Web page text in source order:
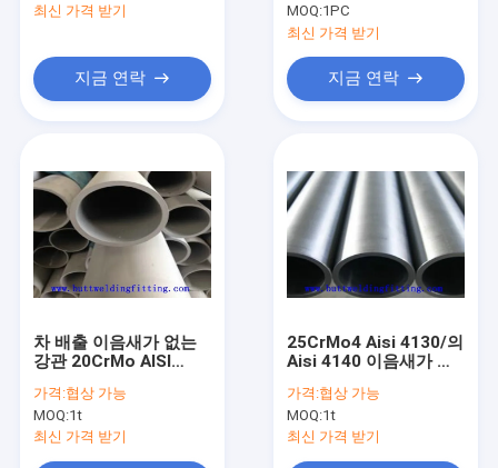
최신 가격 받기
지금 연락
MOQ:1PC
최신 가격 받기
지금 연락
차 배출 이음새가 없는
강관 20CrMo AISI
가격:협상 가능
MOQ:1t
최신 가격 받기
25CrMo4 Aisi 4130/의
Aisi 4140 이음새가 없
Thinkness 32mm
가격:협상 가능
MOQ:1t
최신 가격 받기